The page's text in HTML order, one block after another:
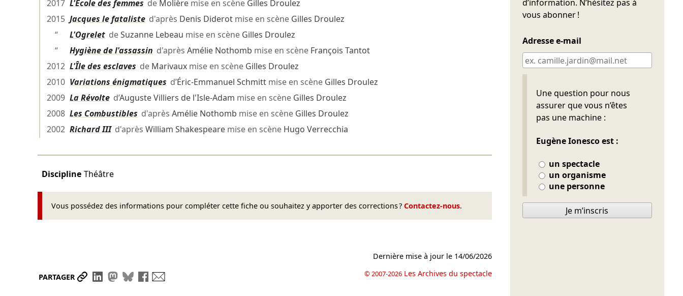
2017 L'École des femmes de Molière mise en scène Gilles Droulez
2015 Jacques le fataliste d'après Denis Diderot mise en scène Gilles Droulez
“
L'Ogrelet deSuzanne Lebeau mise en scène Gilles Droulez
“
Hygiène de l'assassin d'aprèsAmélie Nothomb mise en scène François Tantot
2012 L'Île des esclaves de Marivaux mise en scène Gilles Droulez
2010 Variations énigmatiques d’Éric-Emmanuel Schmitt mise en scène Gilles Droulez
2009 La Révolte d’Auguste Villiers de l'Isle-Adam mise en scène Gilles Droulez
2008 Les Combustibles d'aprèsAmélie Nothomb mise en scène Gilles Droulez
2002 Richard IIId'aprèsWilliam Shakespeare mise en scène Hugo Verrecchia
Discipline Théâtre
Vous possédez des informations pour compléter cette fiche ou souhaitez y apporter des corrections ? Contactez-nous.
PARTAGER Partager le lien
Partager sur LinkedIn
Partager sur Mastodon
Partager sur Bluesky
Partager sur Facebook
Dernière mise à jour le 14/06/2026
© 2007-2026 Les Archives du spectacle
d’information. N’hésitez pas à
vous abonner !
Adresse e-mail
Une question pour nous
assurer que vous n’êtes
pas une machine :
Eugène Ionesco est :
un spectacle
un organisme
une personne
Ne pas remplir
Je m’inscris